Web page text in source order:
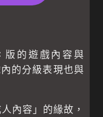
版的遊戲內容與
的分級表現也與
內容」的緣故，